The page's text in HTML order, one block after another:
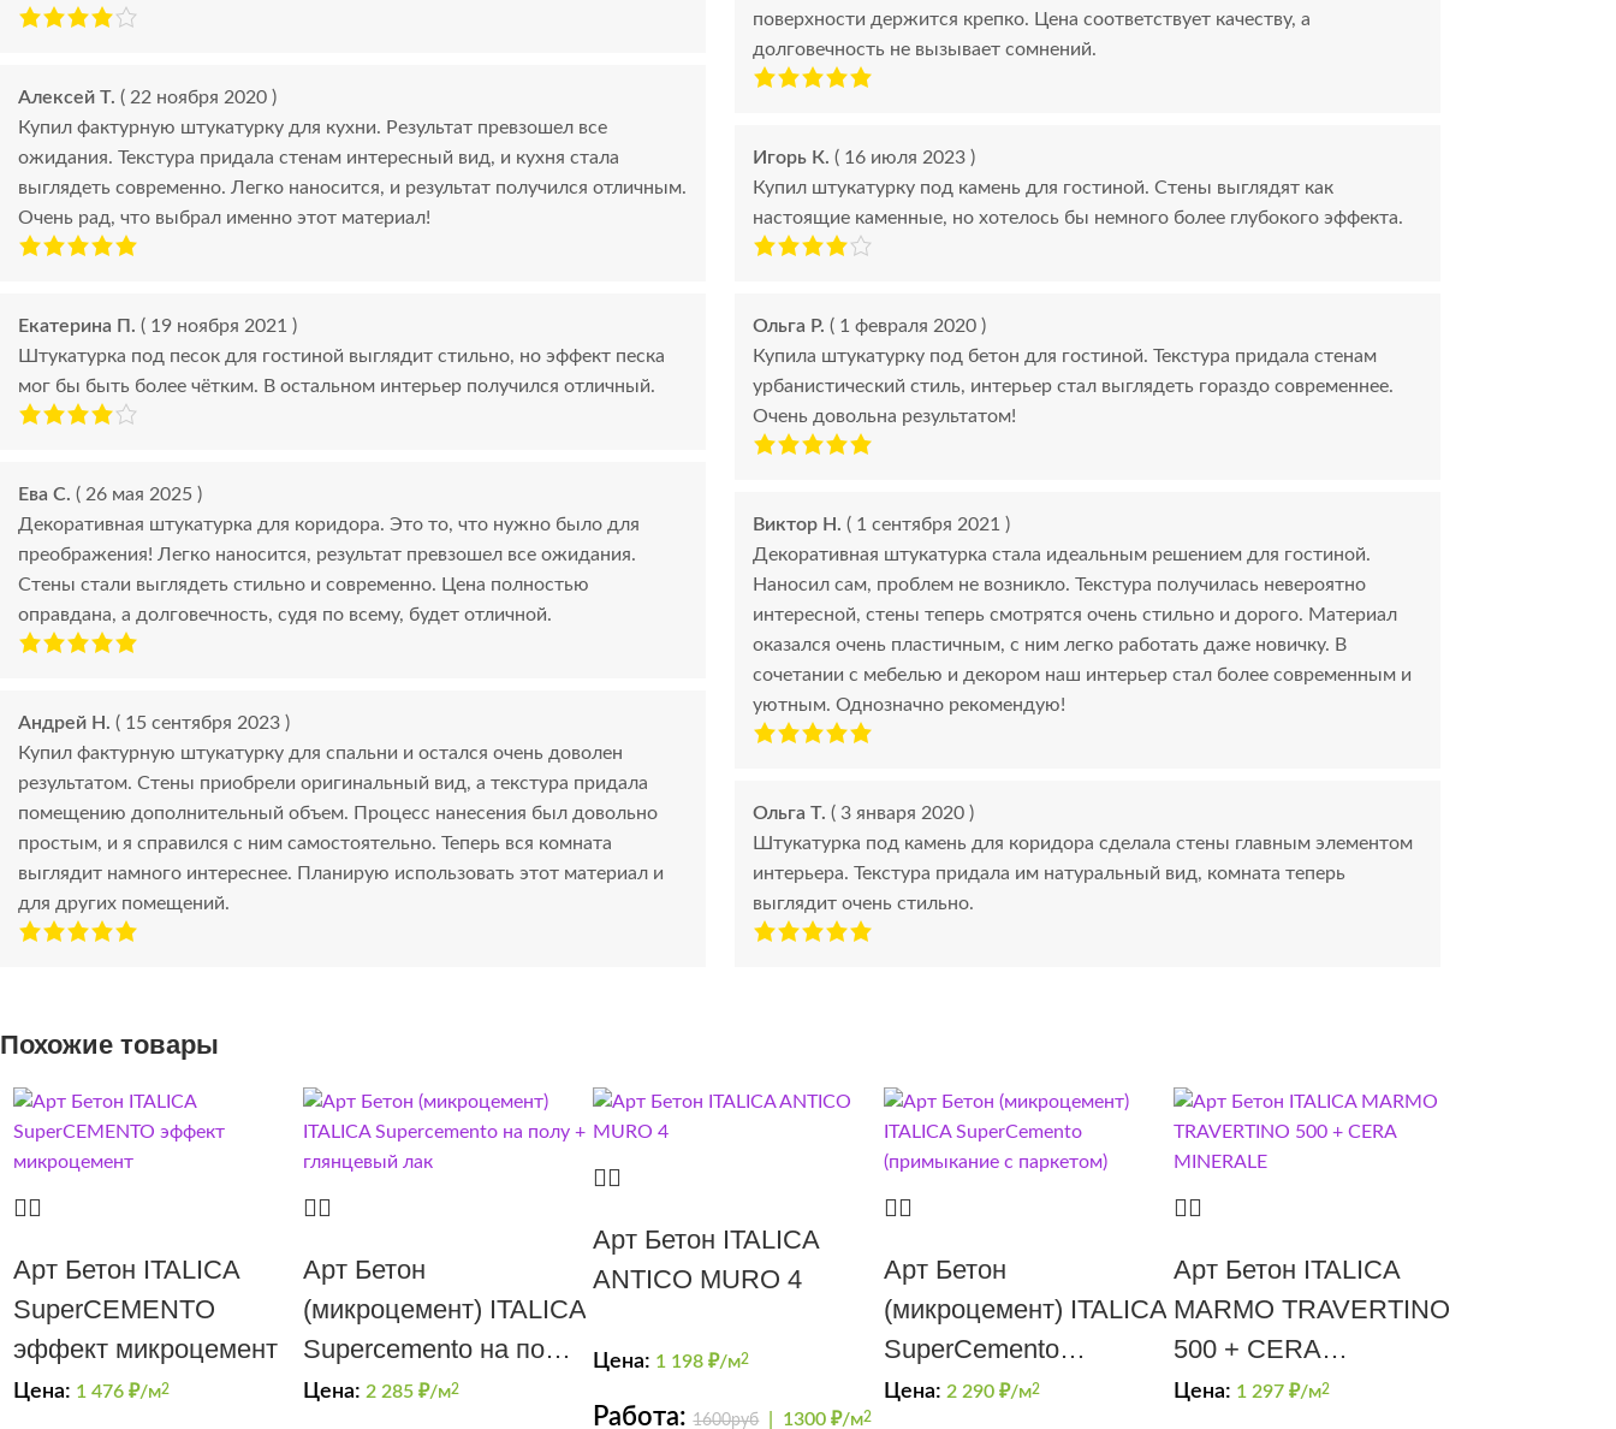
Алексей Т. ( 22 ноября 2020 )
Купил фактурную штукатурку для кухни. Результат превзошел все
ожидания. Текстура придала стенам интересный вид, и кухня стала
выглядеть современно. Легко наносится, и результат получился отличным.
Очень рад, что выбрал именно этот материал!
Екатерина П. ( 19 ноября 2021 )
Штукатурка под песок для гостиной выглядит стильно, но эффект песка
мог бы быть более чётким. В остальном интерьер получился отличный.
Ева С. ( 26 мая 2025 )
Декоративная штукатурка для коридора. Это то, что нужно было для
преображения! Легко наносится, результат превзошел все ожидания.
Стены стали выглядеть стильно и современно. Цена полностью
оправдана, а долговечность, судя по всему, будет отличной.
Андрей Н. ( 15 сентября 2023 )
Купил фактурную штукатурку для спальни и остался очень доволен
результатом. Стены приобрели оригинальный вид, а текстура придала
помещению дополнительный объем. Процесс нанесения был довольно
простым, и я справился с ним самостоятельно. Теперь вся комната
выглядит намного интереснее. Планирую использовать этот материал и
для других помещений.
поверхности держится крепко. Цена соответствует качеству, а
долговечность не вызывает сомнений.
Игорь К. ( 16 июля 2023 )
Купил штукатурку под камень для гостиной. Стены выглядят как
настоящие каменные, но хотелось бы немного более глубокого эффекта.
Ольга Р. ( 1 февраля 2020 )
Купила штукатурку под бетон для гостиной. Текстура придала стенам
урбанистический стиль, интерьер стал выглядеть гораздо современнее.
Очень довольна результатом!
Виктор Н. ( 1 сентября 2021 )
Декоративная штукатурка стала идеальным решением для гостиной.
Наносил сам, проблем не возникло. Текстура получилась невероятно
интересной, стены теперь смотрятся очень стильно и дорого. Материал
оказался очень пластичным, с ним легко работать даже новичку. В
сочетании с мебелью и декором наш интерьер стал более современным и
уютным. Однозначно рекомендую!
Ольга Т. ( 3 января 2020 )
Штукатурка под камень для коридора сделала стены главным элементом
интерьера. Текстура придала им натуральный вид, комната теперь
выглядит очень стильно.
Похожие товары
Арт Бетон ITALICA
SuperCEMENTO
эффект микроцемент
Цена: 1 476 ₽/м2
Арт Бетон
(микроцемент) ITALICA
Supercemento на полу
+ глянцевый лак
Цена:2 285₽/м2
Арт Бетон ITALICA
ANTICO MURO 4
Цена: 1 198₽/м2
Работа:1600руб| 1300 ₽/м2
Арт Бетон
(микроцемент) ITALICA
SuperCemento
(примыкание с
Цена: 2 290 ₽/м2
Арт Бетон ITALICA
MARMO TRAVERTINO
500 + CERA
MINERALE
Цена: 1 297 ₽/м2